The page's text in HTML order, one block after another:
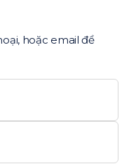
hoặc email để